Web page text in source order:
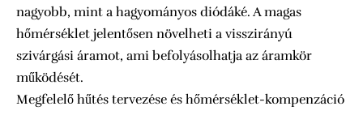
nagyobb, mint a hagyományos diódáké. A magas
hőmérséklet jelentősen növelheti a visszirányú
szivárgási áramot, ami befolyásolhatja az áramkör
működését.
Megfelelő hűtés tervezése és hőmérséklet-kompenzáció